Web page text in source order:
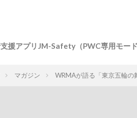
援アプリJM-Safety（PWC専用モード
マガジン WRMAが語る「東京五輪の